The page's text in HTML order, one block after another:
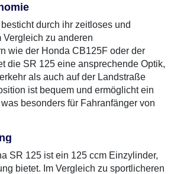
durch ihr zeitloses und
zu anderen
wie der Honda CB125F oder der
die SR 125 eine ansprechende Optik,
als auch auf der Landstraße
ist bequem und ermöglicht ein
besonders für Fahranfänger von
SR 125 ist ein 125 ccm Einzylinder,
bietet. Im Vergleich zu sportlicheren